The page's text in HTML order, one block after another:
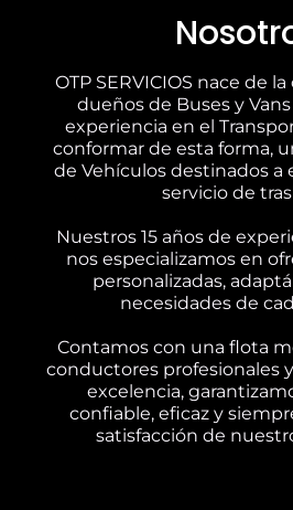
OTP SERVICIOS nace de
dueños de Buses y
experiencia en el
conformar de esta forma,
de Vehículos destinados a
servicio de
Nuestros 15 años de
nos especializamos en
personalizadas,
necesidades de
Contamos con una flota
conductores profesionales
excelencia,
confiable, eficaz y
satisfacción de